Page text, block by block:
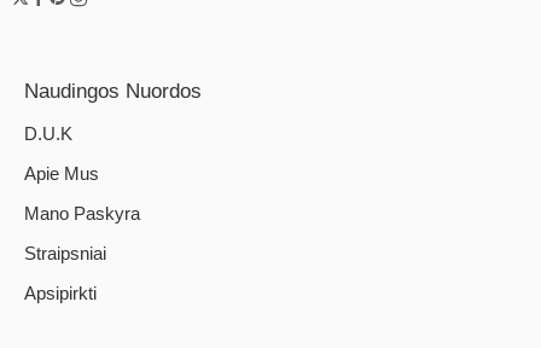
Naudingos Nuordos
D.U.K
Apie Mus
Mano Paskyra
Straipsniai
Apsipirkti